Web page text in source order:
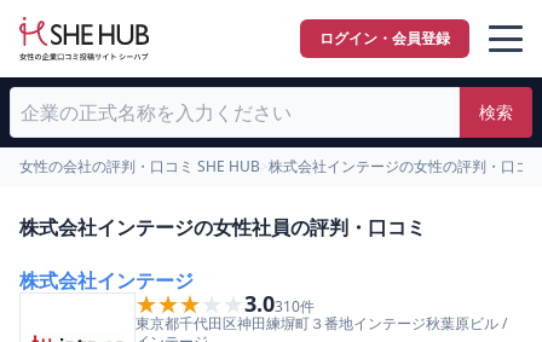
ログイン・会員登録
検索
女性の会社の評判・口コミ SHE HUB 株式会社インテージの女性の評判・口コ
株式会社インテージの女性社員の評判・口コミ
株式会社インテージ
★★★★★
★★★★★3.0310件
東京都千代田区神田練塀町３番地インテージ秋葉原ビル/